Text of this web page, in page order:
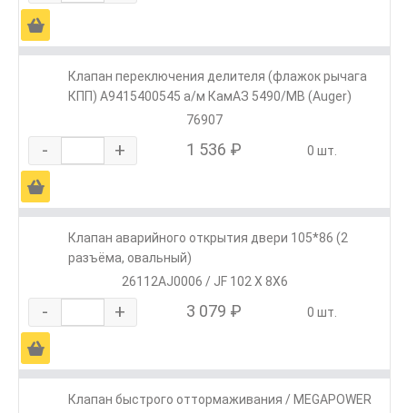
Ä
Клапан переключения делителя (флажок рычага
КПП) A9415400545 а/м КамАЗ 5490/МВ (Auger)
76907
- + 1 536 ₽ 0 шт.
Ä
Клапан аварийного открытия двери 105*86 (2
разъёма, овальный)
26112AJ0006 / JF 102 X 8X6
- + 3 079 ₽ 0 шт.
Ä
Клапан быстрого оттормаживания / MEGAPOWER